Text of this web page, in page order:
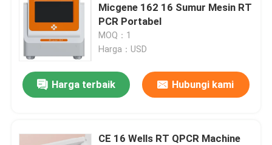
Micgene 162 16 Sumur Mesin RT
PCR Portabel
MOQ：1
Harga：USD
Harga terbaik Hubungi kami
CE 16 Wells RT QPCR Machine